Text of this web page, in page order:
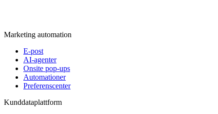
Marketing automation
E-post
AI-agenter
Onsite pop-ups
Automationer
Preferenscenter
Kunddataplattform